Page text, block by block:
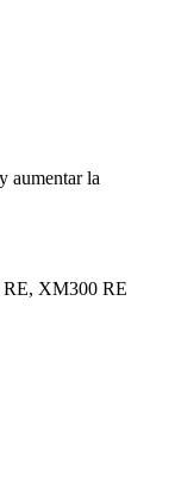
aumentar la
XM300 RE